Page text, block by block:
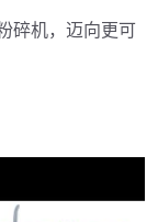
碎机，迈向更可